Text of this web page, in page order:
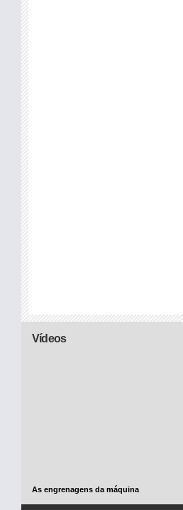
Vídeos
As engrenagens da máquina